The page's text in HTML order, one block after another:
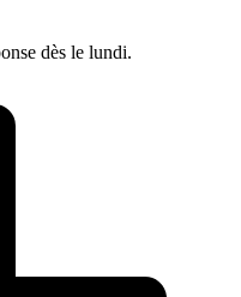
dès le lundi.